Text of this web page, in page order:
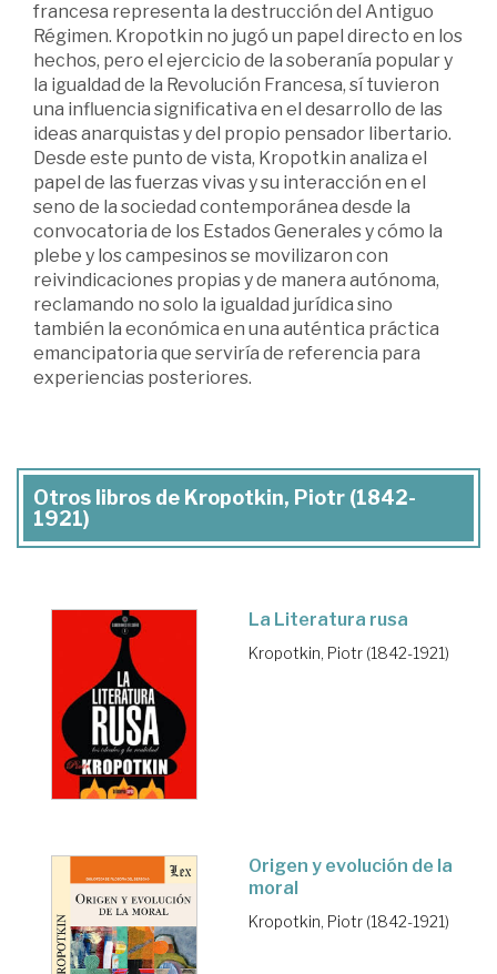
francesa representa la destrucción del Antiguo
Régimen. Kropotkin no jugó un papel directo en los
hechos, pero el ejercicio de la soberanía popular y
la igualdad de la Revolución Francesa, sí tuvieron
una influencia significativa en el desarrollo de las
ideas anarquistas y del propio pensador libertario.
Desde este punto de vista, Kropotkin analiza el
papel de las fuerzas vivas y su interacción en el
seno de la sociedad contemporánea desde la
convocatoria de los Estados Generales y cómo la
plebe y los campesinos se movilizaron con
reivindicaciones propias y de manera autónoma,
reclamando no solo la igualdad jurídica sino
también la económica en una auténtica práctica
emancipatoria que serviría de referencia para
experiencias posteriores.
Otros libros de Kropotkin, Piotr (1842-
1921)
La Literatura rusa
Kropotkin, Piotr (1842-1921)
Origen y evolución de la
moral
Kropotkin, Piotr (1842-1921)